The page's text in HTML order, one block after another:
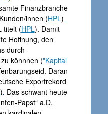
Finanzbranche
innen (HPL)
titelt (HPL). Damit
Hoffnung, den
durch
könnnen ("Kapital
Daran
Exportrekord
). Das schwant heute
Papst“ a.D.